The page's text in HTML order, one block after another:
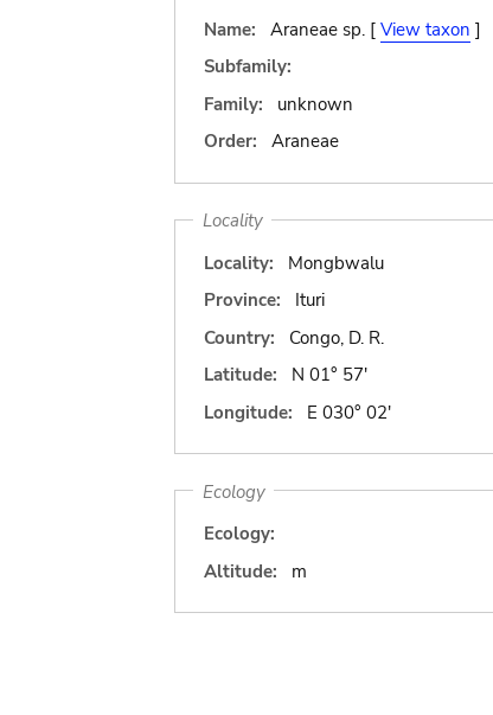
Name:
Araneae sp. [ View taxon ]
Subfamily:
Family:
unknown
Order:
Araneae
Locality
Locality:
Mongbwalu
Province:
Ituri
Country:
Congo, D. R.
Latitude:
N 01° 57'
Longitude:
E 030° 02'
Ecology
Ecology:
Altitude:
m